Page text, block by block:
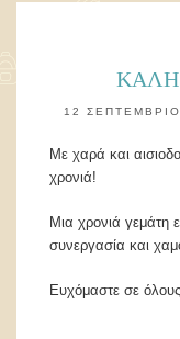
ΚΑΛΗ
12
Με χαρά και
χρονιά!
Μια χρονιά γεμάτη
συνεργασία και
Ευχόμαστε σε